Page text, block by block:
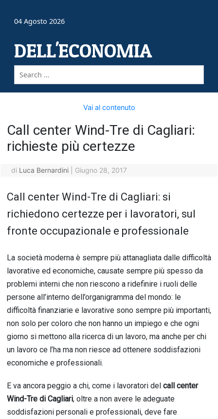
04 Agosto 2026
DELL'ECONOMIA
Vai al contenuto
Call center Wind-Tre di Cagliari:
richieste più certezze
di Luca Bernardini Giugno 28, 2017
Call center Wind-Tre di Cagliari: si
richiedono certezze per i lavoratori, sul
fronte occupazionale e professionale
La società moderna è sempre più attanagliata dalle difficoltà
lavorative ed economiche, causate sempre più spesso da
problemi interni che non riescono a ridefinire i ruoli delle
persone all’interno dell’organigramma del mondo: le
difficoltà finanziarie e lavorative sono sempre più importanti,
non solo per coloro che non hanno un impiego e che ogni
giorno si mettono alla ricerca di un lavoro, ma anche per chi
un lavoro ce l’ha ma non riesce ad ottenere soddisfazioni
economiche e professionali.
E va ancora peggio a chi, come i lavoratori del call center
Wind-Tre di Cagliari, oltre a non avere le adeguate
soddisfazioni personali e professionali, deve fare